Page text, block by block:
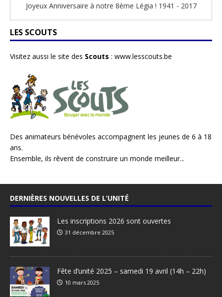
Joyeux Anniversaire à notre 8ème Légia ! 1941 - 2017
LES SCOUTS
Visitez aussi le site des Scouts : www.lesscouts.be
Des animateurs bénévoles accompagnent les jeunes de 6 à 18
ans.
Ensemble, ils rêvent de construire un monde meilleur...
DERNIÈRES NOUVELLES DE L’UNITÉ
Les inscriptions 2026 sont ouvertes
31 décembre 2025
Fête d’unité 2025 – samedi 19 avril (14h – 22h)
10 mars 2025